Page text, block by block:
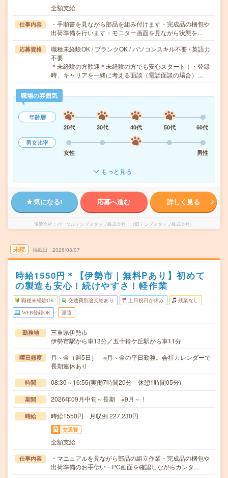
全額支給
仕事内容
・手順書を見ながら部品を組み付けます・完成品の梱包や
出荷準備を行います・モニター画面を見ながら状態を…
応募資格
職種未経験OK / ブランクOK / パソコンスキル不要 / 英語力
不要
＊未経験の方歓迎＊未経験の方でも安心スタート！・登録
時、キャリアを一緒に考える面談（電話面談の場合）…
職場の雰囲気
年齢層
20代
30代 40代 50代
60代
男女比率
女性
男性
もっと見る
気になる! 応募へ進む 詳しく見る
派遣会社 パーソルテンプスタッフ株式会社 （旧テンプスタッフ株式会社）
未読 掲載日 2026/08/07
時給1550円＊【伊勢市｜無料Pあり】初めて
の製造も安心！続けやすさ！軽作業
職種未経験OK 交通費別途支給あり 土日祝日が休み 残業なし
WEB登録OK 派遣
勤務地
三重県伊勢市
伊勢市駅から車13分／五十鈴ケ丘駅から車11分
曜日頻度
月～金（週5日） ※月～金の平日勤務。会社カレンダーで
長期連休あり
時間 08:30～16:55(実働7時間20分 休憩1時間05分)
期間 2026年09月中旬～長期 ※9月～！
時給 時給1550円 月収例 227,230円
交通費
全額支給
仕事内容
・マニュアルを見ながら部品の組立作業・完成品の梱包や
出荷準備のお手伝い・PC画面を確認しながらカンタ…